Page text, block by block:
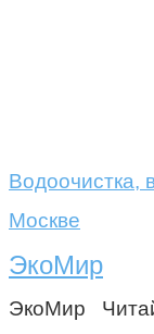
Водоочистка,
Москве
ЭкоМир
ЭкоМир